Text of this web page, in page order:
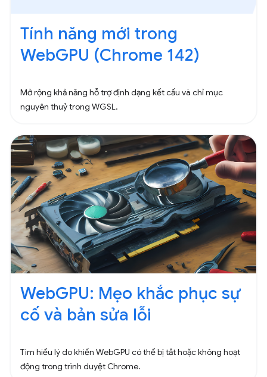
Tính năng mới trong
WebGPU (Chrome 142)
Mở rộng khả năng hỗ trợ định dạng kết cấu và chỉ mục
nguyên thuỷ trong WGSL.
WebGPU: Mẹo khắc phục sự
cố và bản sửa lỗi
Tìm hiểu lý do khiến WebGPU có thể bị tắt hoặc không hoạt
động trong trình duyệt Chrome.